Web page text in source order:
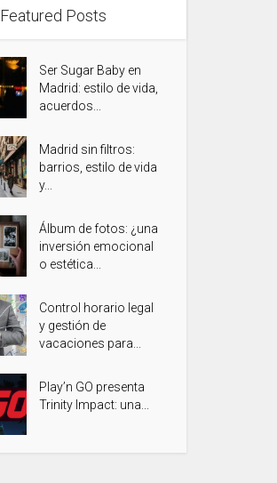
Featured Posts
Ser Sugar Baby en
Madrid: estilo de vida,
acuerdos...
Madrid sin filtros:
barrios, estilo de vida
y...
Álbum de fotos: ¿una
inversión emocional
o estética...
Control horario legal
y gestión de
vacaciones para...
Play’n GO presenta
Trinity Impact: una...